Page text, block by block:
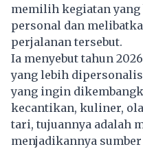
memilih kegiatan yang
personal dan
perjalanan tersebut.
Ia menyebut tahun
yang lebih
yang ingin
kecantikan, kuliner,
tari, tujuannya adalah
menjadikannya